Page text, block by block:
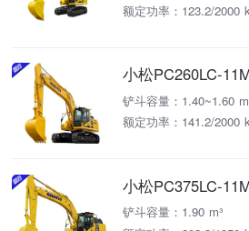
额定功率：123.2/2000
小松PC260LC-
铲斗容量：1.40~1.60
额定功率：141.2/2000
小松PC375LC-
铲斗容量：1.90 m³